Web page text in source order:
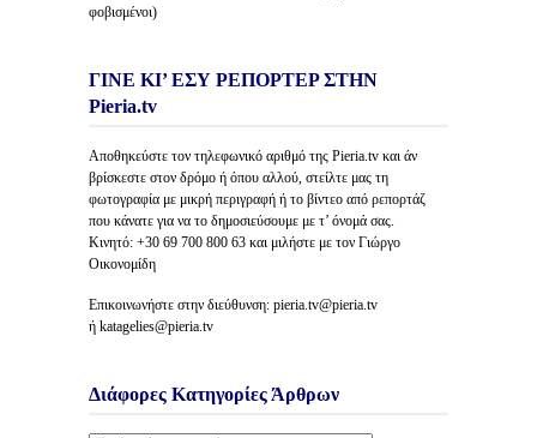
φοβισμένοι)
ΓΙΝΕ ΚΙ’ ΕΣΥ ΡΕΠΟΡΤΕΡ ΣΤΗΝ
Pieria.tv
Αποθηκεύστε τον τηλεφωνικό αριθμό της Pieria.tv και άν
βρίσκεστε στον δρόμο ή όπου αλλού, στείλτε μας τη
φωτογραφία με μικρή περιγραφή ή το βίντεο από ρεπορτάζ
που κάνατε για να το δημοσιεύσουμε με τ’ όνομά σας.
Κινητό: +30 69 700 800 63 και μιλήστε με τον Γιώργο
Οικονομίδη
Επικοινωνήστε στην διεύθυνση: pieria.tv@pieria.tv
ή katagelies@pieria.tv
Διάφορες Κατηγορίες Άρθρων